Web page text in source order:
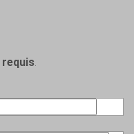
requis.